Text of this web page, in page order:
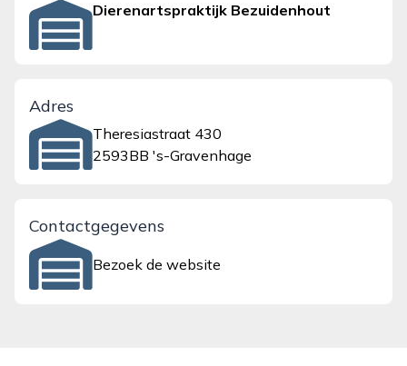
Dierenartspraktijk Bezuidenhout
Adres
Theresiastraat 430
2593BB 's-Gravenhage
Contactgegevens
Bezoek de website